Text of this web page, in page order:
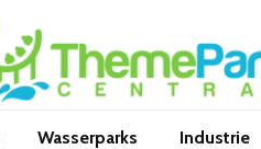
Wasserparks Industrie